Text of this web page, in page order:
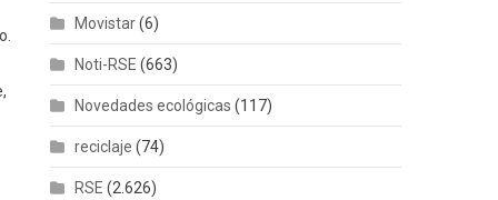
Movistar(6)
Noti-RSE (663)
Novedades ecológicas (117)
reciclaje (74)
RSE (2.626)